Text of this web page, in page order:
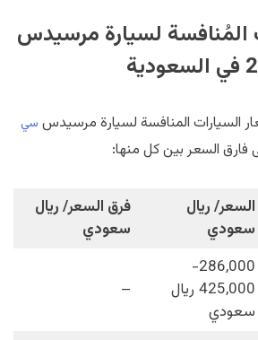
المُنافسة لسيارة مرسيدس
السيارات المنافسة لسيارة مرسيدس سي
السعر/ ريال
سعودي
فرق السعر/ ريال
سعودي
286,000-
425,000 ريال
سعودي
–